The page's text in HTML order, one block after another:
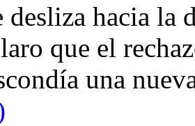
desliza hacia
que el
una